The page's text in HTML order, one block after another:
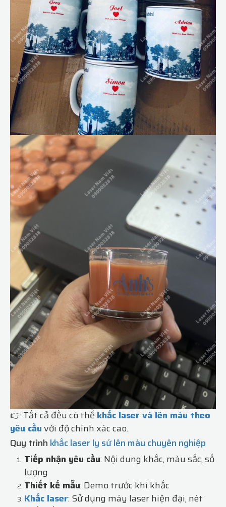
👉 Tất cả đều có thể khắc laser và lên màu theo
yêu cầuvới độ chính xác cao.
Quy trình khắc laser ly sứ lên màu chuyên nghiệp
Tiếp nhận yêu cầu: Nội dung khắc, màu sắc, số
lượng
Thiết kế mẫu: Demo trước khi khắc
Khắc laser: Sử dụng máy laser hiện đại, nét